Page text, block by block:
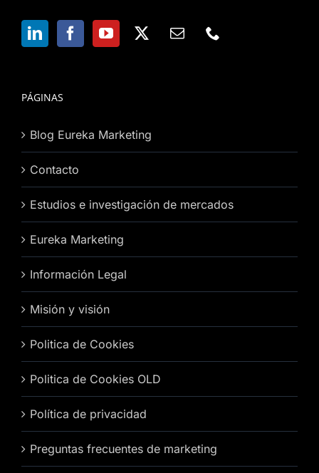
PÁGINAS
Blog Eureka Marketing
Contacto
Estudios e investigación de mercados
Eureka Marketing
Información Legal
Misión y visión
Politica de Cookies
Politica de Cookies OLD
Política de privacidad
Preguntas frecuentes de marketing